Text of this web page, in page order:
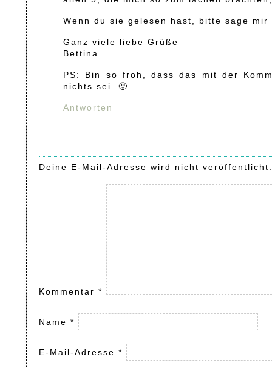
Wenn du sie gelesen hast, bitte sage
Ganz viele liebe Grüße
Bettina
PS: Bin so froh, dass das mit der
nichts sei. 🙂
Antworten
Deine E-Mail-Adresse wird nicht veröffentlicht.
Kommentar *
Name *
E-Mail-Adresse *